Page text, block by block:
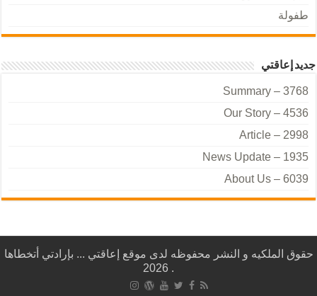
طفولة
جديد إعاقتي
Summary – 3768
Our Story – 4536
Article – 2998
News Update – 1935
About Us – 6039
حقوق الملكيه و النشر محفوظه لدى موقع إعاقتي ... بإرادتي أتخطاها
. 2026